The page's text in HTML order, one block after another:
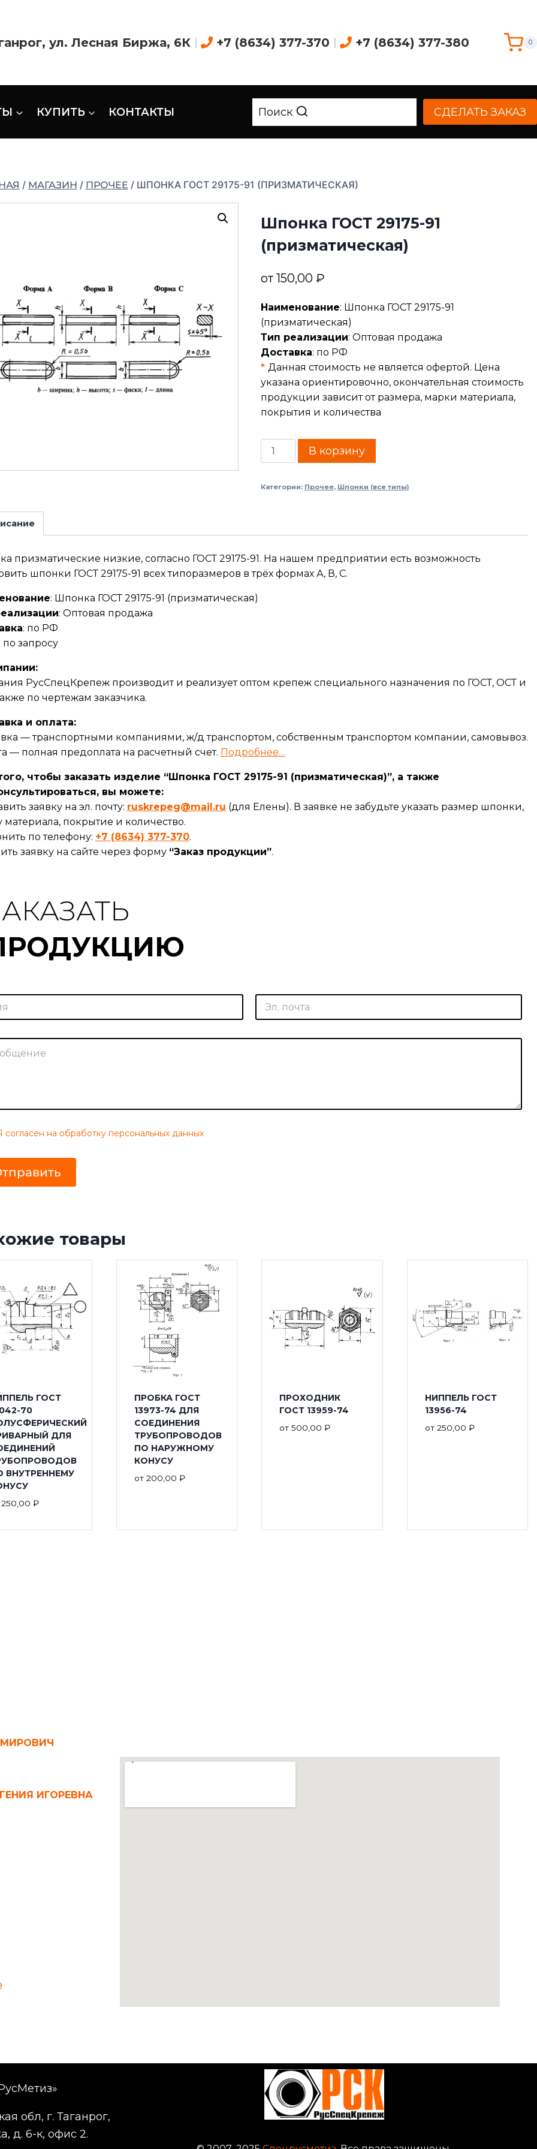
ул. Лесная Биржа, 6К | +7 (8634) 377-370 | +7 (8634) 377-380 0
КУПИТЬ КОНТАКТЫ Поиск СДЕЛАТЬ ЗАКАЗ
/ МАГАЗИН / ПРОЧЕЕ / ШПОНКА ГОСТ 29175-91 (ПРИЗМАТИЧЕСКАЯ)
Шпонка ГОСТ 29175-91
(призматическая)
от150,00 ₽
Наименование: Шпонка ГОСТ 29175-91
(призматическая)
Тип реализации: Оптовая продажа
Доставка: по РФ
* Данная стоимость не является офертой. Цена
указана ориентировочно, окончательная стоимость
продукции зависит от размера, марки материала,
покрытия и количества
В корзину
Категории: Прочее, Шпонки (все типы)
призматические низкие, согласно ГОСТ 29175-91. На нашем предприятии есть возможность
шпонки ГОСТ 29175-91 всех типоразмеров в трёх формах А, В, С.
: Шпонка ГОСТ 29175-91 (призматическая)
: Оптовая продажа
: по РФ
: по запросу
РусСпецКрепеж производит и реализует оптом крепеж специального назначения по ГОСТ, ОСТ и
по чертежам заказчика.
и оплата:
— транспортными компаниями, ж/д транспортом, собственным транспортом компании, самовывоз.
— полная предоплата на расчетный счет. Подробнее…
чтобы заказать изделие “Шпонка ГОСТ 29175-91 (призматическая)”, а также
вы можете:
заявку на эл. почту: ruskrepeg@mail.ru (для Елены). В заявке не забудьте указать размер шпонки,
материала, покрытие и количество.
по телефону: +7 (8634) 377-370.
заявку на сайте через форму “Заказ продукции”.
С
е
Э
.
о
согласен на обработку персональных данных
товары
ГОСТ
70
ДЛЯ
ВНУТРЕННЕМУ
250,00 ₽
ПРОБКА ГОСТ
13973-74 ДЛЯ
СОЕДИНЕНИЯ
ТРУБОПРОВОДОВ
ПО НАРУЖНОМУ
КОНУСУ
от 200,00 ₽
ПРОХОДНИК
ГОСТ 13959-74
от500,00₽
НИППЕЛЬ ГОСТ
13956-74
от 250,00 ₽
ИГОРЕВНА
обл, г. Таганрог,
д. 6-к, офис 2.